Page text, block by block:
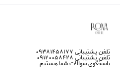
تلفن پشتیبانی ۰۹۳۸۱۴۵۸۱۷۷
تلفن پشتیبانی ۰۹۱۲۰۰۵۸۴۲۸
پاسخگوی سوالات شما هستیم